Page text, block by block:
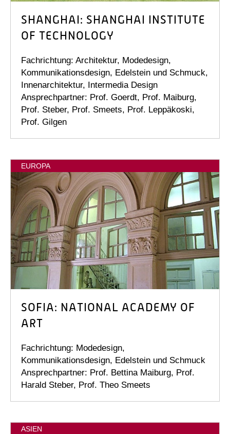
SHANGHAI: SHANGHAI INSTITUTE
OF TECHNOLOGY
Fachrichtung: Architektur, Modedesign,
Kommunikationsdesign, Edelstein und Schmuck,
Innenarchitektur, Intermedia Design
Ansprechpartner: Prof. Goerdt, Prof. Maiburg,
Prof. Steber, Prof. Smeets, Prof. Leppäkoski,
Prof. Gilgen
EUROPA
SOFIA: NATIONAL ACADEMY OF
ART
Fachrichtung: Modedesign,
Kommunikationsdesign, Edelstein und Schmuck
Ansprechpartner: Prof. Bettina Maiburg, Prof.
Harald Steber, Prof. Theo Smeets
ASIEN